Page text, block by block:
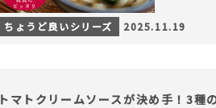
ちょうど良いシリーズ 2025.11.19
トマトクリームソースが決め手！3種